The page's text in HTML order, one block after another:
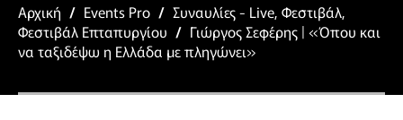
Αρχική / Events Pro / Συναυλίες - Live, Φεστιβάλ,
Φεστιβάλ Επταπυργίου / Γιώργος Σεφέρης | «Όπου και
να ταξιδέψω η Ελλάδα με πληγώνει»